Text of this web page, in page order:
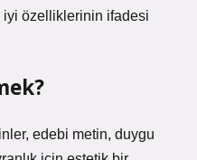
iyi özelliklerinin ifadesi
edebi metin, duygu